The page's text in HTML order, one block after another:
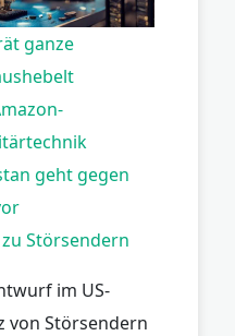
ganze
geht gegen
Störsendern
im US-
von Störsendern